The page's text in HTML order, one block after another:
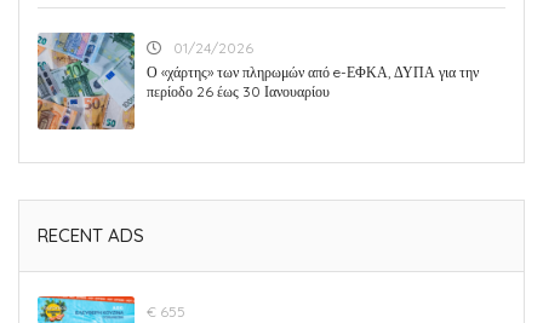
01/24/2026
Ο «χάρτης» των πληρωμών από e-ΕΦΚΑ, ΔΥΠΑ για την
περίοδο 26 έως 30 Ιανουαρίου
RECENT ADS
€ 655